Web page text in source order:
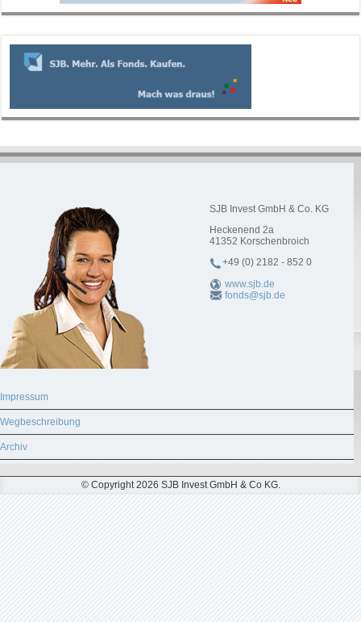
SJB Invest GmbH & Co. KG
Heckenend 2a
41352 Korschenbroich
+49 (0) 2182 - 852 0
www.sjb.de
fonds@sjb.de
Impressum
Wegbeschreibung
Archiv
© Copyright 2026 SJB Invest GmbH & Co KG.